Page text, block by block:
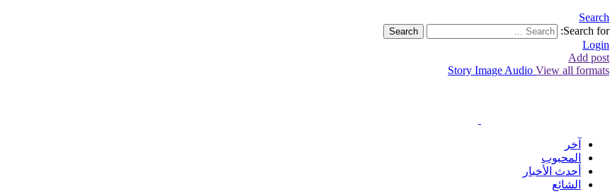
Search
Search for:
Search
Login
Add post
Story Image Audio View all formats
آخر
المحبوب
أحدث الأخبار
الشائع